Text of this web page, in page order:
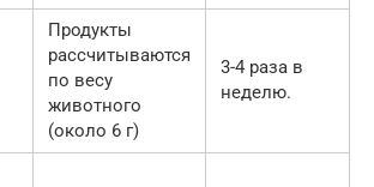
Продукты
рассчитываются
по весу
животного
(около 6 г)
3-4 раза в
неделю.